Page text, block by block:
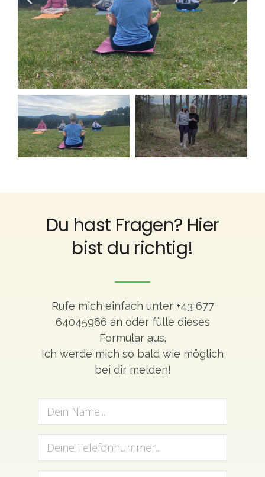
Du hast Fragen? Hier
bist du richtig!
Rufe mich einfach unter +43 677
64045966 an oder fülle dieses
Formular aus.
Ich werde mich so bald wie möglich
bei dir melden!